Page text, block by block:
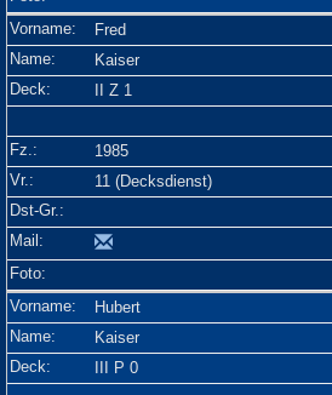
Fred
Kaiser
II Z 1
1985
11 (Decksdienst)
Hubert
Kaiser
III P 0